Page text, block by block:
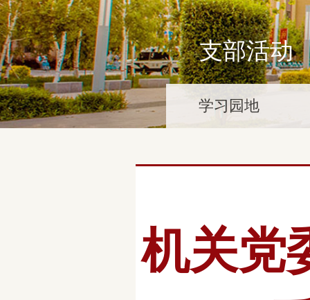
支部活动
学习园地
机关党